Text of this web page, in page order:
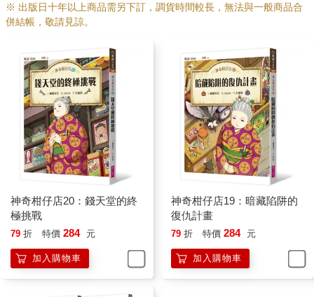
※ 出版日十年以上商品需另下訂，調貨時間較長，無法與一般商品合
併結帳，敬請見諒。
神奇柑仔店20：錢天堂的終
極挑戰
79 折 特價 284 元
加入購物車
神奇柑仔店19：暗藏陷阱的
復仇計畫
79 折 特價 284 元
加入購物車